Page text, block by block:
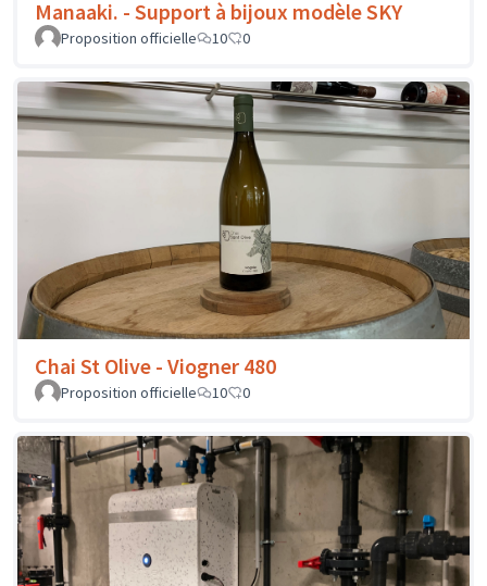
Manaaki. - Support à bijoux modèle SKY
Proposition officielle 10 0
Chai St Olive - Viogner 480
Proposition officielle 10 0